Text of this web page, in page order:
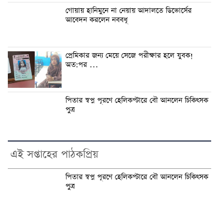
গোয়ায় হানিমুনে না নেয়ায় আদালতে ডিভোর্সের
আবেদন করলেন নববধূ
প্রেমিকার জন্য মেয়ে সেজে পরীক্ষার হলে যুবক!
অত:পর …
পিতার স্বপ্ন পূরণে হেলিকপ্টারে বৌ আনলেন চিকিৎসক
পুত্র
এই সপ্তাহের পাঠকপ্রিয়
পিতার স্বপ্ন পূরণে হেলিকপ্টারে বৌ আনলেন চিকিৎসক
পুত্র